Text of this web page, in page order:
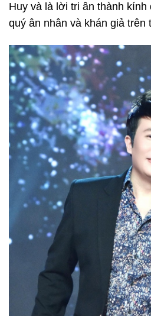
Huy và là lời tri ân thành
quý ân nhân và khán giả trên